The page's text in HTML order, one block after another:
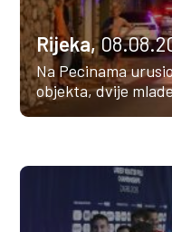
Rijeka,
Na Pecinama
objekta, dvije